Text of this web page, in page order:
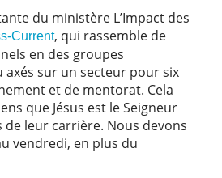
du ministère L’Impact des
Current, qui rassemble de
en des groupes
axés sur un secteur pour six
et de mentorat. Cela
que Jésus est le Seigneur
leur carrière. Nous devons
vendredi, en plus du